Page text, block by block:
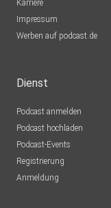
Karriere
Impressum
Werben auf podcast.de
Dienst
Podcast anmelden
Podcast hochladen
Podcast-Events
Registrierung
Anmeldung